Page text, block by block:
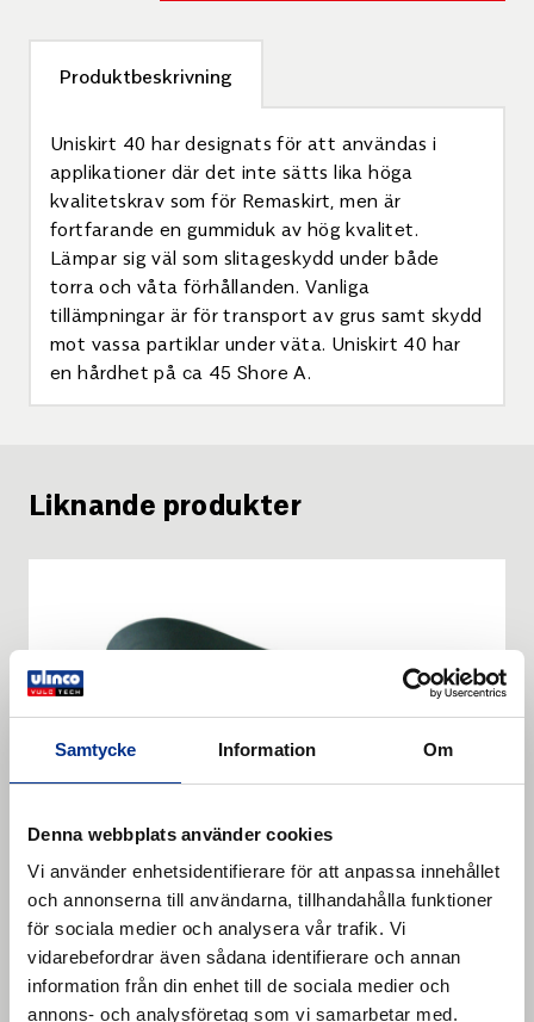
Samtycke Information Om
Denna webbplats använder cookies
Vi använder enhetsidentifierare för att anpassa innehållet
och annonserna till användarna, tillhandahålla funktioner
för sociala medier och analysera vår trafik. Vi
vidarebefordrar även sådana identifierare och annan
information från din enhet till de sociala medier och
annons- och analysföretag som vi samarbetar med.
Produktbeskrivning
Uniskirt 40 har designats för att användas i
applikationer där det inte sätts lika höga
kvalitetskrav som för Remaskirt, men är
fortfarande en gummiduk av hög kvalitet.
Lämpar sig väl som slitageskydd under både
torra och våta förhållanden. Vanliga
tillämpningar är för transport av grus samt skydd
mot vassa partiklar under väta. Uniskirt 40 har
en hårdhet på ca 45 Shore A.
Liknande produkter
REMALINE 40/EP160/CN